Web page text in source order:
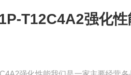
T12C4A2强化性